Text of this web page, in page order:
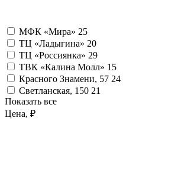
МФК «Мира» 25
ТЦ «Ладыгина» 20
ТЦ «Россиянка» 29
ТВК «Калина Молл» 15
Красного Знамени, 57 24
Светланская, 150 21
Показать все
Цена, ₽